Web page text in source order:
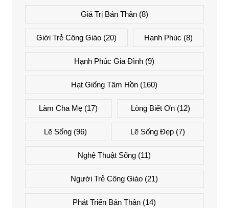
Giá Trị Bản Thân(8)
Giới Trẻ Công Giáo(20) Hạnh Phúc (8)
Hạnh Phúc Gia Đình (9)
Hạt Giống Tâm Hồn (160)
Làm Cha Mẹ (17) Lòng Biết Ơn(12)
Lẽ Sống (96) Lẽ Sống Đẹp(7)
Nghệ Thuật Sống (11)
Người Trẻ Công Giáo (21)
Phát Triển Bản Thân (14)